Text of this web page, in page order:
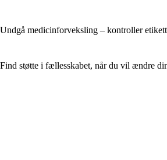
Undgå medicinforveksling – kontroller
Find støtte i fællesskabet, når du vil ændre